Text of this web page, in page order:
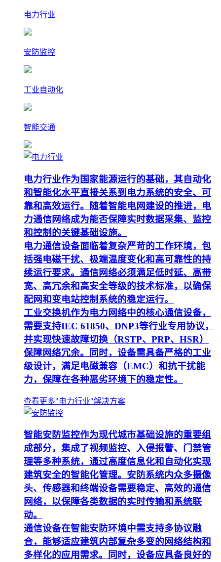
电力行业
安防监控
工业自动化
智能交通
电力行业作为国家能源运行的基础，其自动化
和智能化水平直接关系到电力系统的安全、可
靠和高效运行。随着智能电网建设的推进，电
力通信网络成为能否保障实时数据采集、监控
和控制的关键基础设施。
电力通信设备面临着复杂严苛的工作环境，包
括强电磁干扰、极端温度变化和高可靠性的持
续运行要求。通信网络必须满足低时延、高带
宽、高冗余和高安全等级的技术标准，以确保
配网和变电站控制系统的稳定运行。
工业交换机作为电力网络中的核心通信设备，
需要支持IEC 61850、DNP3等行业专用协议，
并实现快速故障切换（RSTP、PRP、HSR）
保障网络冗余。同时，设备需具备严格的工业
级设计，满足电磁兼容（EMC）和抗干扰能
力，保障在各种恶劣环境下的稳定性。
查看更多"电力行业"解决方案
智能安防监控作为现代城市基础设施的重要组
成部分，集成了视频监控、入侵报警、门禁管
理等多种系统，通过高度信息化和自动化实现
建筑安全的智能化管理。安防系统内众多摄像
头、传感器和终端设备需要稳定、高效的通信
网络，以保障各类数据的实时传输和系统联
动。
通信设备在智能安防环境中需支持多协议融
合，能够适应建筑内部复杂多变的网络结构和
多样化的应用需求。同时，设备应具备良好的